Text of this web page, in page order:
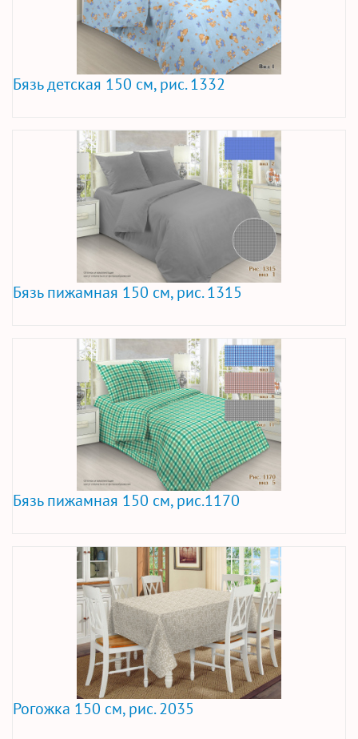
Бязь детская 150 см, рис. 1332
Бязь пижамная 150 см, рис. 1315
Бязь пижамная 150 см, рис.1170
Рогожка 150 см, рис. 2035